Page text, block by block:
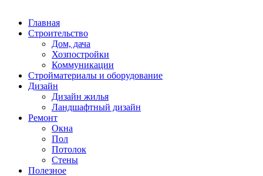
Главная
Строительство
Дом, дача
Хозпостройки
Коммуникации
Стройматериалы и оборудование
Дизайн
Дизайн жилья
Ландшафтный дизайн
Ремонт
Окна
Пол
Потолок
Стены
Полезное